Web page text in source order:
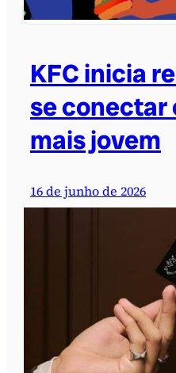
KFC inicia
se conectar
mais jovem
16 de junho de 2026